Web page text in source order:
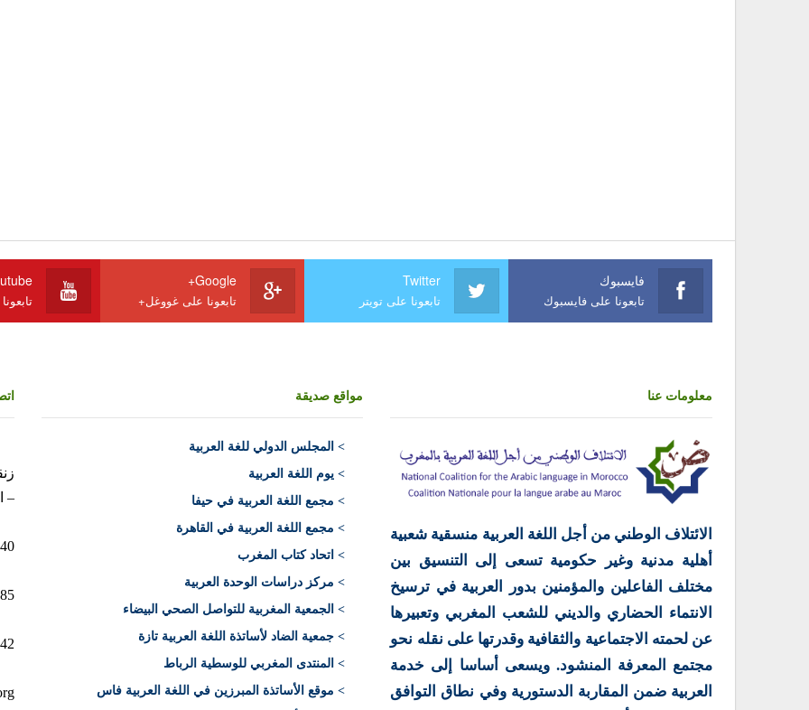
فايسبوك
تابعونا على فايسبوك
Twitter
تابعونا على تويتر
Google+
تابعونا على غووغل+
معلومات عنا
الائتلاف الوطني من أجل اللغة العربية منسقية شعبية
أهلية مدنية وغير حكومية تسعى إلى التنسيق بين
مختلف الفاعلين والمؤمنين بدور العربية في ترسيخ
الانتماء الحضاري والديني للشعب المغربي وتعبيرها
عن لحمته الاجتماعية والثقافية وقدرتها على نقله نحو
مجتمع المعرفة المنشود. ويسعى أساسا إلى خدمة
العربية ضمن المقاربة الدستورية وفي نطاق التوافق
مواقع صديقة
> المجلس الدولي للغة العربية
> يوم اللغة العربية
> مجمع اللغة العربية في حيفا
> مجمع اللغة العربية في القاهرة
> اتحاد كتاب المغرب
> مركز دراسات الوحدة العربية
> الجمعية المغربية للتواصل الصحي البيضاء
> جمعية الضاد لأساتذة اللغة العربية تازة
> المنتدى المغربي للوسطية الرباط
> موقع الأساتذة المبرزين في اللغة العربية فاس
–
10040